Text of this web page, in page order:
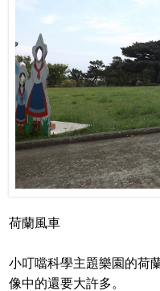
荷蘭風車
小叮噹科學主題樂園的荷
像中的還要大許多。